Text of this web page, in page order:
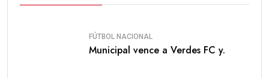
FÚTBOL NACIONAL
Municipal vence a Verdes FC y.